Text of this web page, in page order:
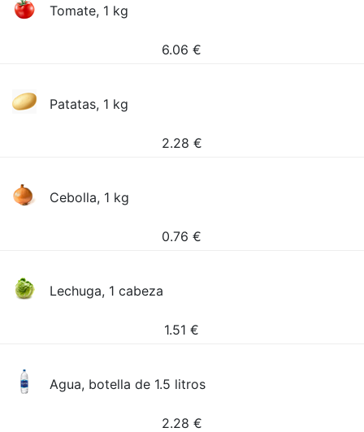
Tomate, 1 kg
6.06 €
Patatas, 1 kg
2.28 €
Cebolla, 1 kg
0.76 €
Lechuga, 1 cabeza
1.51 €
Agua, botella de 1.5 litros
2.28 €